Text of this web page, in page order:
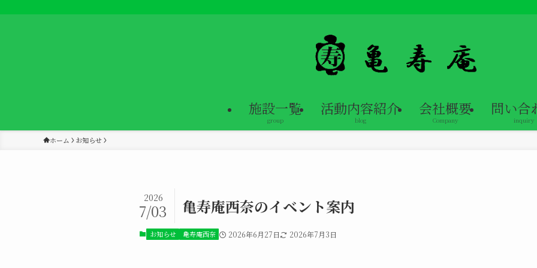
施設一覧
group
活動内容紹介
blog
会社概要
Company
問い合
inquiry
ホーム お知らせ
亀寿庵西奈のイベント案内
2026
7/03
お知らせ 亀寿庵西奈 2026年6月27日 2026年7月3日